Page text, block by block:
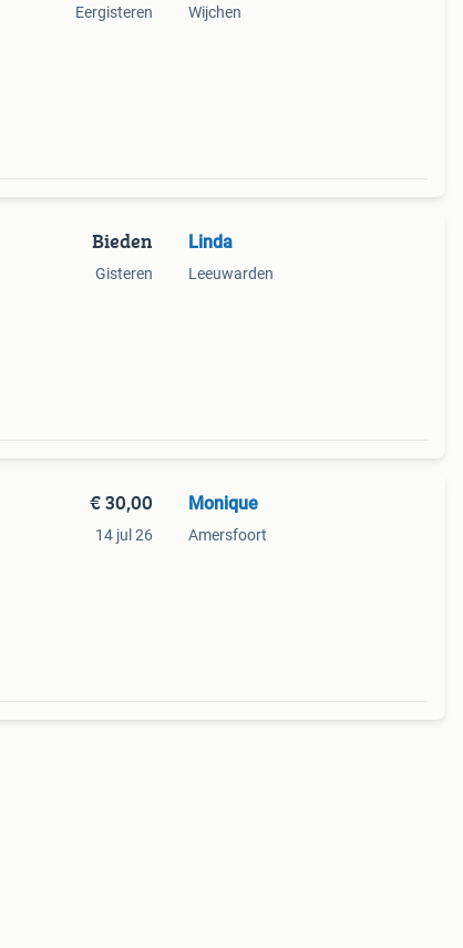
Eergisteren Wijchen
Bieden
Gisteren
Linda
Leeuwarden
€ 30,00
14 jul 26
Monique
Amersfoort